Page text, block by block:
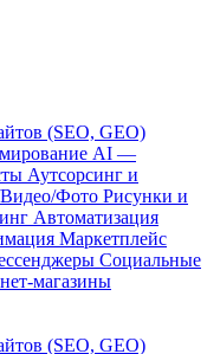
(SEO, GEO)
AI —
Аутсорсинг и
Фото Рисунки и
Автоматизация
Маркетплейс
Социальные
магазины
(SEO, GEO)